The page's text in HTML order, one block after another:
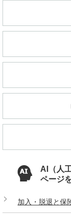
AI（人
ページ
加入・脱退と保